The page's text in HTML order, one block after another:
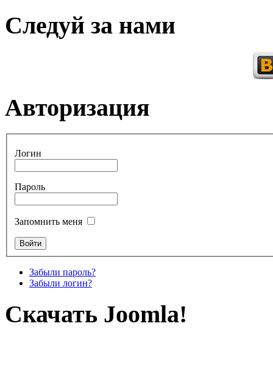
Следуй за нами
Авторизация
Логин
Пароль
Запомнить меня
Забыли пароль?
Забыли логин?
Скачать Joomla!